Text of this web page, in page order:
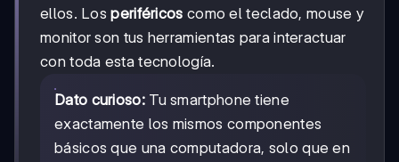
ellos. Losperiféricos como el teclado, mouse y
monitor son tus herramientas para interactuar
con toda esta tecnología.
Dato curioso:Tu smartphone tiene
exactamente los mismos componentes
básicos que una computadora, solo que en